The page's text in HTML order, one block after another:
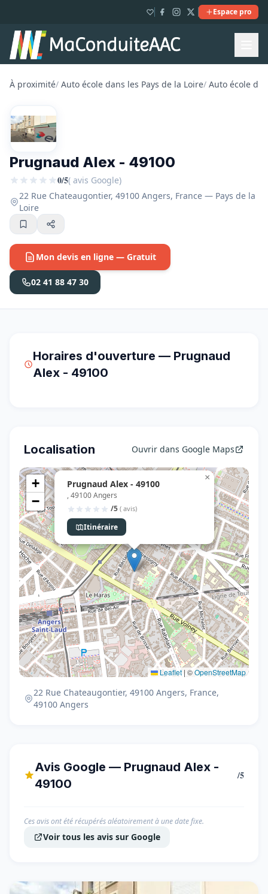
Espace pro
À proximité/ Auto école dans les Pays de la Loire/ Auto école
Prugnaud Alex - 49100
0/5( avis Google)
22 Rue Chateaugontier, 49100 Angers, France — Pays de la
Loire
Mon devis en ligne — Gratuit
02 41 88 47 30
Horaires d'ouverture — Prugnaud
Alex - 49100
Localisation Ouvrir dans Google Maps
Prugnaud Alex - 49100
, 49100 Angers
/5 ( avis)
Itinéraire
×
+
−
Leaflet | ©OpenStreetMap
22 Rue Chateaugontier, 49100 Angers, France,
49100 Angers
Avis Google — Prugnaud Alex -
49100
/5
Ces avis ont été récupérés aléatoirement à une date fixe.
Voir tous les avis sur Google